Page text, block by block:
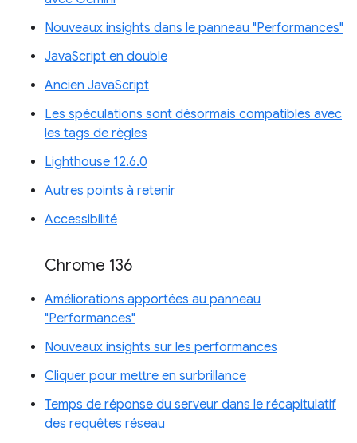
Nouveaux insights dans le panneau "Performances"
JavaScript en double
Ancien JavaScript
Les spéculations sont désormais compatibles avec
les tags de règles
Lighthouse 12.6.0
Autres points à retenir
Accessibilité
Chrome 136
Améliorations apportées au panneau
"Performances"
Nouveaux insights sur les performances
Cliquer pour mettre en surbrillance
Temps de réponse du serveur dans le récapitulatif
des requêtes réseau